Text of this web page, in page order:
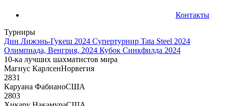
Контакты
Турниры
Дин Лижэнь-Гукеш 2024 Супертурнир Tata Steel 2024
Олимпиада, Венгрия, 2024 Кубок Синкфилда 2024
10-ка лучших шахматистов мира
Магнус КарлсенНорвегия
2831
Каруана ФабианоСША
2803